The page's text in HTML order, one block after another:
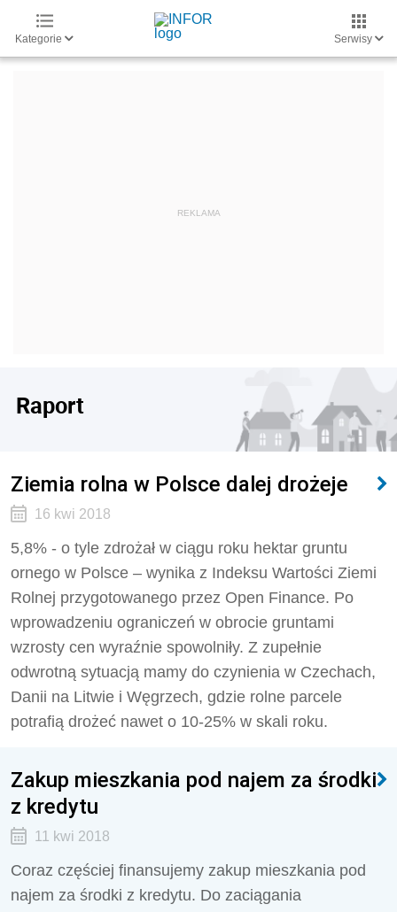
Kategorie Serwisy
Raport
Ziemia rolna w Polsce dalej drożeje
16 kwi 2018
5,8% - o tyle zdrożał w ciągu roku hektar gruntu
ornego w Polsce – wynika z Indeksu Wartości Ziemi
Rolnej przygotowanego przez Open Finance. Po
wprowadzeniu ograniczeń w obrocie gruntami
wzrosty cen wyraźnie spowolniły. Z zupełnie
odwrotną sytuacją mamy do czynienia w Czechach,
Danii na Litwie i Węgrzech, gdzie rolne parcele
potrafią drożeć nawet o 10-25% w skali roku.
Zakup mieszkania pod najem za środki
z kredytu
11 kwi 2018
Coraz częściej finansujemy zakup mieszkania pod
najem za środki z kredytu. Do zaciągania